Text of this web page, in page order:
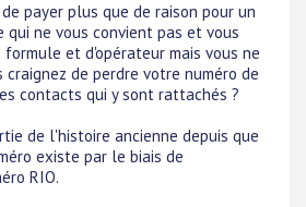
payer plus que de raison pour un
ne vous convient pas et vous
formule et d'opérateur mais vous ne
craignez de perdre votre numéro de
contacts qui y sont rattachés ?
de l'histoire ancienne depuis que
existe par le biais de
RIO.